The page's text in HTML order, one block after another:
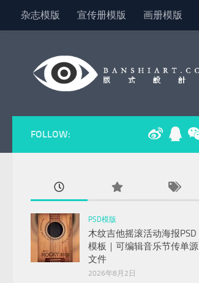
Skip to content
杂志模版 宣传册模版 画册模版
FOLLOW:
PSD模版
木纹吉他摇滚活动海报PSD
模板｜可编辑音乐节传单源
文件
2026年8月2日